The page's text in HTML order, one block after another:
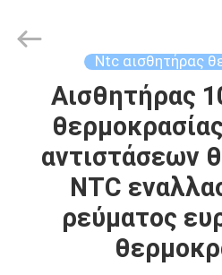
ΣΠΊΤΙ
ΠΡΟΪΌΝΤΑ
ΠΕΡΊΠΟΥ
ΕΜΕΊΣ
Technology
Co.,Ltd.
Ntc αισθητήρας
Αισθητήρας
αντιστάσεων
NTC
ρεύματος